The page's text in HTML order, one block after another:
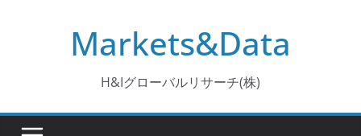
Markets&Data
H&Iグローバルリサーチ(株)